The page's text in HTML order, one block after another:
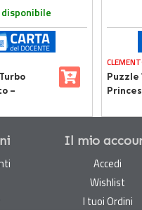
disponibile
–
Puzzle
Il mio
Accedi
Wishlist
I tuoi Ordini